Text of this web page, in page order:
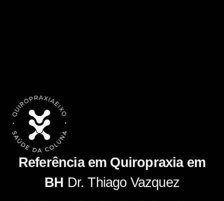
Referência em Quiropraxia em
BH Dr. Thiago Vazquez